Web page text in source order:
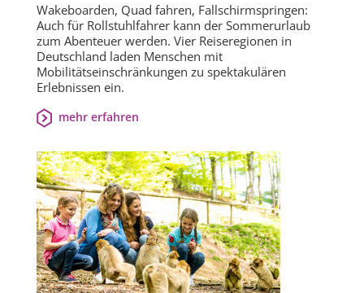
Wakeboarden, Quad fahren, Fallschirmspringen:
Auch für Rollstuhlfahrer kann der Sommerurlaub
zum Abenteuer werden. Vier Reiseregionen in
Deutschland laden Menschen mit
Mobilitätseinschränkungen zu spektakulären
Erlebnissen ein.
mehr erfahren